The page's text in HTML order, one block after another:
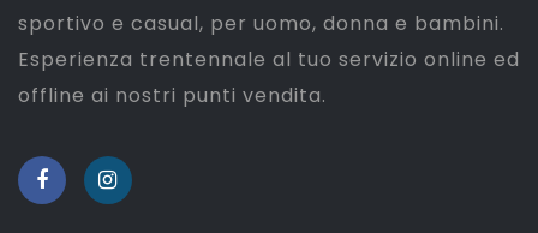
sportivo e casual, per uomo, donna e bambini.
Esperienza trentennale al tuo servizio online ed
offline ai nostri punti vendita.